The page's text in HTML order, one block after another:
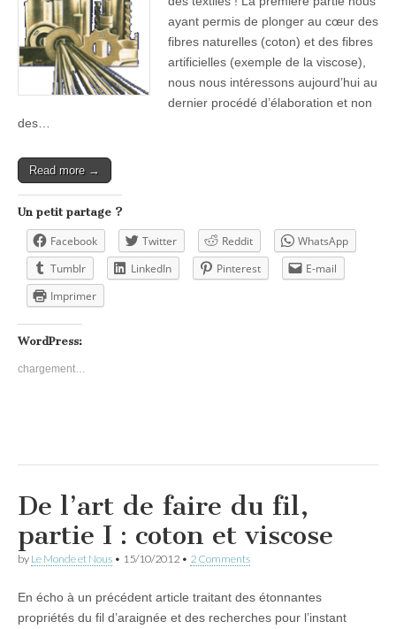
ayant permis de plonger au cœur des
fibres naturelles (coton) et des fibres
artificielles (exemple de la viscose),
nous nous intéressons aujourd’hui au
dernier procédé d’élaboration et non
des…
Read more →
Un petit partage ?
Facebook Twitter Reddit
WhatsApp
Tumblr
LinkedIn Pinterest
E-mail
Imprimer
WordPress:
chargement…
De l’art de faire du fil,
partie I : coton et viscose
by Le Monde et Nous • 15/10/2012 • 2 Comments
En écho à un précédent article traitant des étonnantes
propriétés du fil d’araignée et des recherches pour l’instant